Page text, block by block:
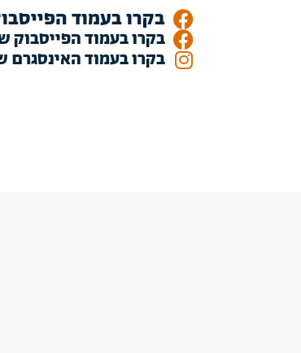
בקרו בעמוד
בקרו בעמוד הפייסבוק
בקרו בעמוד האינסגרם